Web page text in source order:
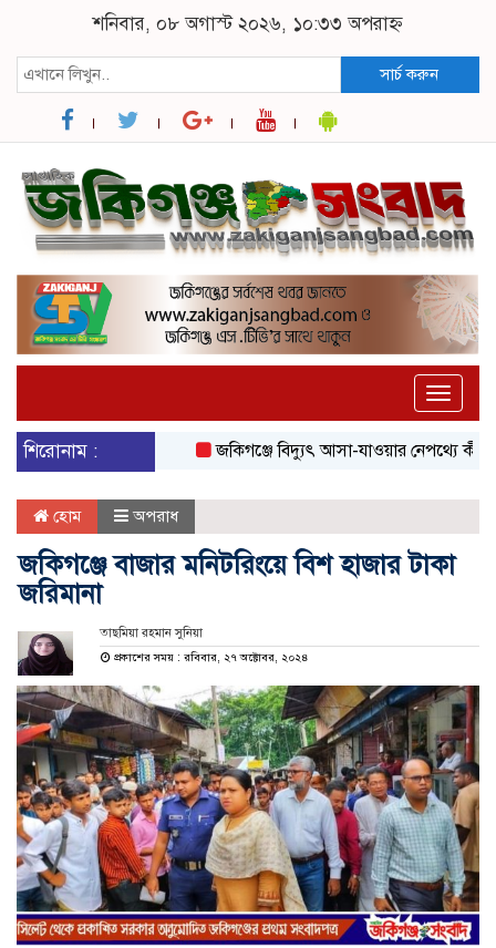
শনিবার, ০৮ অগাস্ট ২০২৬, ১০:৩৩ অপরাহ্ন
সার্চ করুন
Toggle
শিরোনাম :
জকিগঞ্জে বিদ্যুৎ আসা-যাওয়ার নেপথ্যে কী,
হোম অপরাধ
জকিগঞ্জে বাজার মনিটরিংয়ে বিশ হাজার টাকা
জরিমানা
তাছমিয়া রহমান সুনিয়া
প্রকাশের সময় : রবিবার, ২৭ অক্টোবর, ২০২৪